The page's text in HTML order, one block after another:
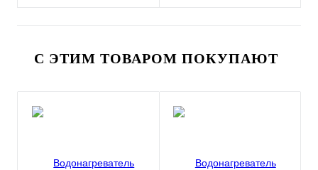
С ЭТИМ ТОВАРОМ ПОКУПАЮТ